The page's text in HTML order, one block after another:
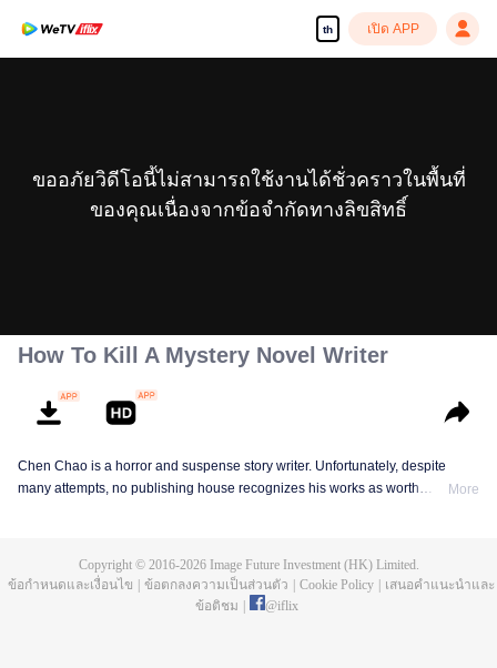
th เปิด APP
ขออภัยวิดีโอนี้ไม่สามารถใช้งานได้ชั่วคราวในพื้นที่
ของคุณเนื่องจากข้อจำกัดทางลิขสิทธิ์
How To Kill A Mystery Novel Writer
Chen Chao is a horror and suspense story writer. Unfortunately, despite
many attempts, no publishing house recognizes his works as worth
his book, who came to life for reasons unknown to him. And as if that wasn't
enough, he was also targeted by the characters seeking revenge to end his
More
Copyright © 2016-2026Image Future Investment (HK) Limited.
ข้อกำหนดและเงื่อนไข
ข้อตกลงความเป็นส่วนตัว Cookie Policy
เสนอคำแนะนำและ
ข้อติชม
@iflix